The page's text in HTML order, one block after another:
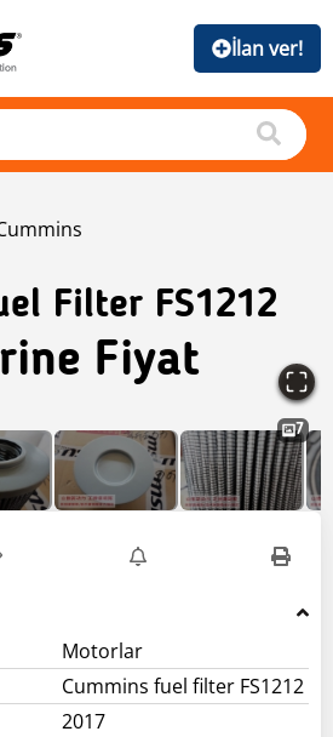
İlan ver!
Filter FS1212
Fiyat
7
Motorlar
Cummins fuel filter FS1212
2017